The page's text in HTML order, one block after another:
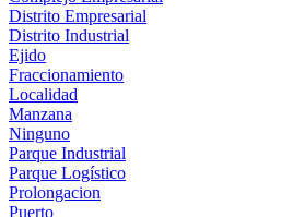
Distrito Empresarial
Distrito Industrial
Ejido
Fraccionamiento
Localidad
Manzana
Ninguno
Parque Industrial
Parque Logístico
Prolongacion
Puerto